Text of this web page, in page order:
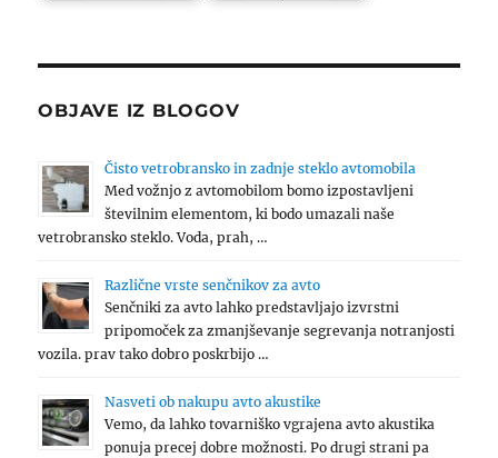
OBJAVE IZ BLOGOV
Čisto vetrobransko in zadnje steklo avtomobila
Med vožnjo z avtomobilom bomo izpostavljeni
številnim elementom, ki bodo umazali naše
vetrobransko steklo. Voda, prah, …
Različne vrste senčnikov za avto
Senčniki za avto lahko predstavljajo izvrstni
pripomoček za zmanjševanje segrevanja notranjosti
vozila. prav tako dobro poskrbijo …
Nasveti ob nakupu avto akustike
Vemo, da lahko tovarniško vgrajena avto akustika
ponuja precej dobre možnosti. Po drugi strani pa